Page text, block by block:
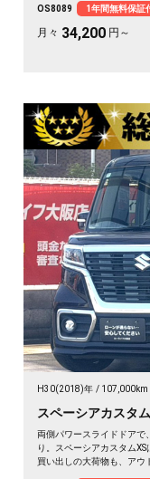
の遠出に、心地よい空間が
証付》で安心のカーライフ
OS8089 1年間無料保証
月々 34,200 円～
H30(2018)年 107,000km
スペーシアカスタ
両側パワースライドドアで
り。スペーシアカスタム
買い出しの大荷物も、アウ